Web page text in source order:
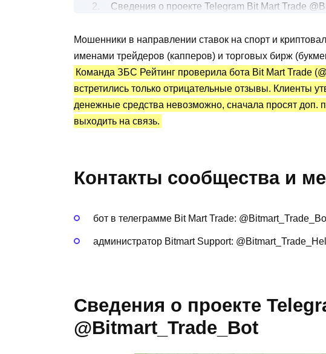
Сведения о проекте Telegram Bit Mart Trade
Бот Телеграм Bit Mart Trade
Преимущества и недостатки
Мошенники в направлении ставок на спорт и
именами трейдеров (капперов) и торговых бирж
Команда ЗБС Рейтинг проверила бота Bit Mart Trade
встретились только отрицательные отзывы. Клиенты
денежные средства невозможно, сначала просят доп.
выходить на связь.
Контакты сообщества и
бот в телеграмме Bit Mart Trade:
администратор Bitmart Support:
Сведения о проекте
@Bitmart_Trade_Bot